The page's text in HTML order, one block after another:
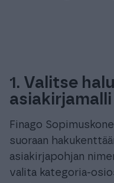
1. Valitse
asiakirjamalli
Finago
suoraan
asiakirjapohjan
valita kategoria-